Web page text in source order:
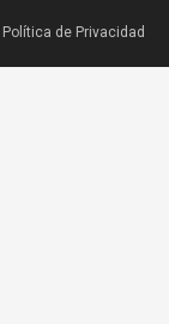
Política de Privacidad